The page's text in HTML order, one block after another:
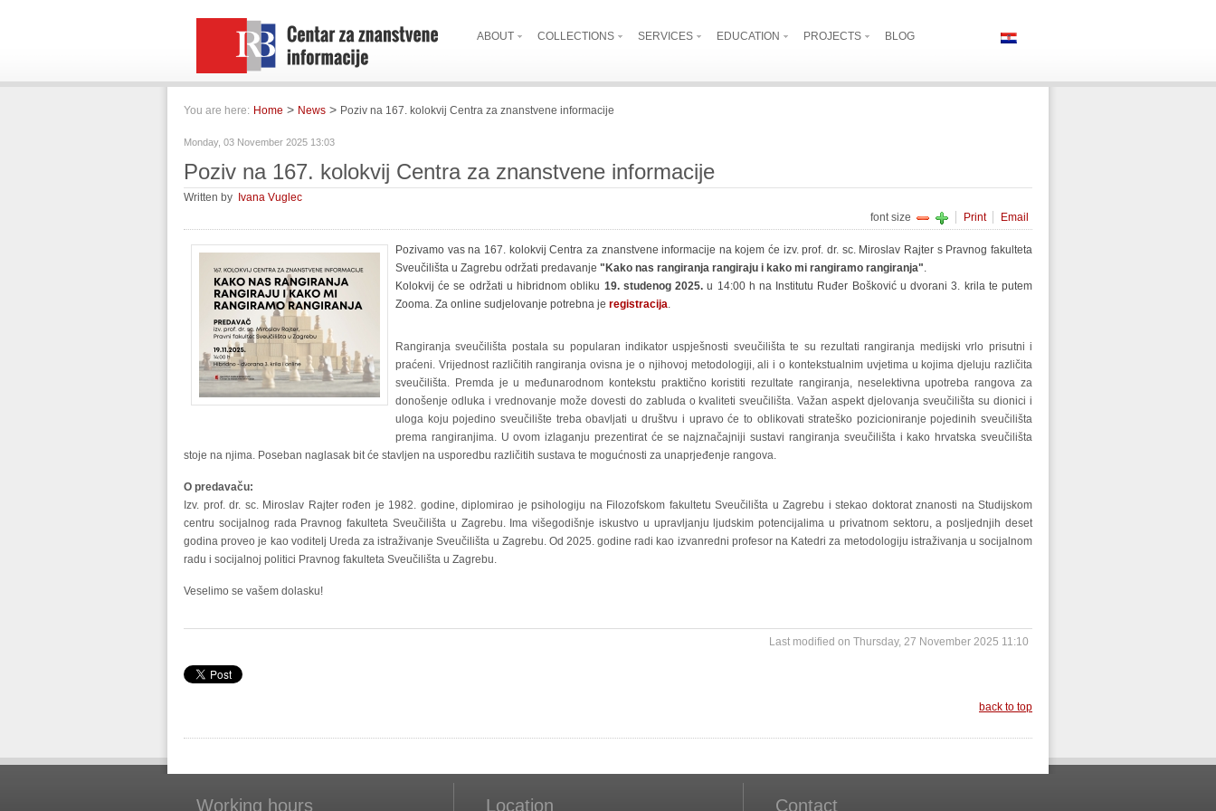
ABOUT COLLECTIONS SERVICES EDUCATION PROJECTS BLOG
You are here: Home > News > Poziv na 167. kolokvij Centra za znanstvene informacije
Monday, 03 November 2025 13:03
Poziv na 167. kolokvij Centra za znanstvene informacije
Written by
Ivana Vuglec
font size
Print Email
Pozivamo vas na 167. kolokvij Centra za znanstvene informacije na kojem će izv. prof. dr. sc. Miroslav Rajter s Pravnog fakulteta
Sveučilišta u Zagrebu održati predavanje "Kako nas rangiranja rangiraju i kako mi rangiramo rangiranja".
Kolokvij će se održati u hibridnom obliku 19. studenog 2025. u 14:00 h na Institutu Ruđer Bošković u dvorani 3. krila te putem
Zooma. Za online sudjelovanje potrebna je registracija.
Rangiranja sveučilišta postala su popularan indikator uspješnosti sveučilišta te su rezultati rangiranja medijski vrlo prisutni i
praćeni. Vrijednost različitih rangiranja ovisna je o njihovoj metodologiji, ali i o kontekstualnim uvjetima u kojima djeluju različita
sveučilišta. Premda je u međunarodnom kontekstu praktično koristiti rezultate rangiranja, neselektivna upotreba rangova za
donošenje odluka i vrednovanje može dovesti do zabluda o kvaliteti sveučilišta. Važan aspekt djelovanja sveučilišta su dionici i
uloga koju pojedino sveučilište treba obavljati u društvu i upravo će to oblikovati strateško pozicioniranje pojedinih sveučilišta
prema rangiranjima. U ovom izlaganju prezentirat će se najznačajniji sustavi rangiranja sveučilišta i kako hrvatska sveučilišta
stoje na njima. Poseban naglasak bit će stavljen na usporedbu različitih sustava te mogućnosti za unaprjeđenje rangova.
O predavaču:
Izv. prof. dr. sc. Miroslav Rajter rođen je 1982. godine, diplomirao je psihologiju na Filozofskom fakultetu Sveučilišta u Zagrebu i stekao doktorat znanosti na Studijskom
centru socijalnog rada Pravnog fakulteta Sveučilišta u Zagrebu. Ima višegodišnje iskustvo u upravljanju ljudskim potencijalima u privatnom sektoru, a posljednjih deset
godina proveo je kao voditelj Ureda za istraživanje Sveučilišta u Zagrebu. Od 2025. godine radi kao izvanredni profesor na Katedri za metodologiju istraživanja u socijalnom
radu i socijalnoj politici Pravnog fakulteta Sveučilišta u Zagrebu.
Veselimo se vašem dolasku!
Last modified on Thursday, 27 November 2025 11:10
back to top
Working hours Location Contact